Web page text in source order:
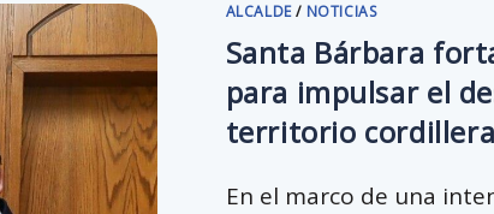
ALCALDE/ NOTICIAS
Santa Bárbara
para impulsar el
territorio
En el marco de una